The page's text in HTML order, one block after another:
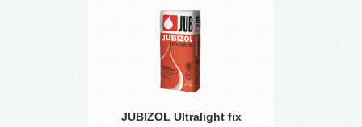
JUBIZOL Ultralight fix